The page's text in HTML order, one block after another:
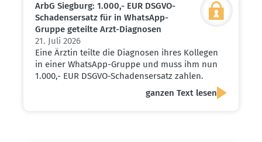
ArbG Siegburg: 1.000,- EUR DSGVO-
Schadens­ersatz für in WhatsApp-
Gruppe geteilte Arzt-Diagnosen
21. Juli 2026
Eine Ärztin teilte die Diagnosen ihres Kollegen
in einer WhatsApp-Gruppe und muss ihm nun
1.000,- EUR DSGVO-Schadensersatz zahlen.
ganzen Text lesen